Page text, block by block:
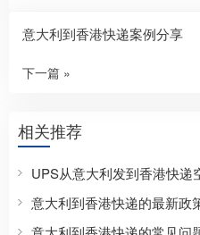
意大利到香港快递案例分享
下一篇 »
相关推荐
UPS从意大利发到香港快递
意大利到香港快递的最新政